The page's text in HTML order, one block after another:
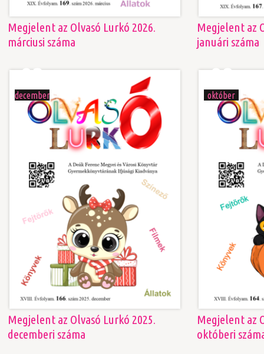
Megjelent az Olvasó Lurkó 2026.
márciusi száma
Megjelent az
januári száma
03
december
Megjelent az Olvasó Lurkó 2025.
decemberi száma
09
október
Megjelent az
októberi